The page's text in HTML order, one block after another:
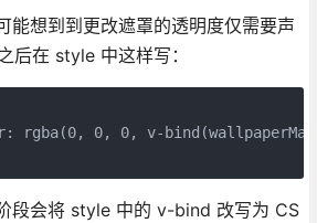
能想到到更改遮罩的透明度仅需要声
后在 style 中这样写：
rgba(0, 0, 0, v-
段会将 style 中的 v-bind 改写为 CS